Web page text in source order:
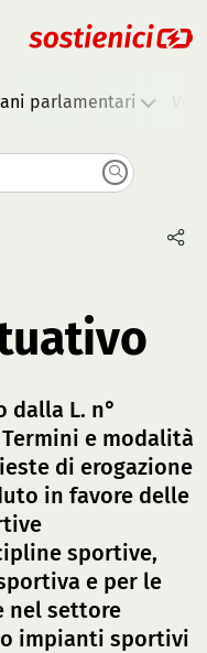
parlamentari
dalla L. n°
Termini e modalità
di erogazione
in favore delle
sportive,
e per le
nel settore
impianti sportivi